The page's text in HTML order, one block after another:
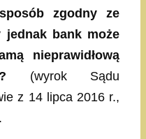
zgodny ze
jednak bank może
nieprawidłową
(wyrok Sądu
z 14 lipca 2016 r.,